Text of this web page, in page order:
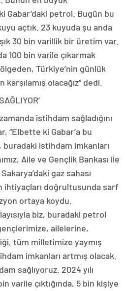
Gabar’daki petrol. Bugün bu
açtık. 23 kuyuda şu anda
30 bin varillik bir üretim var.
100 bin varile çıkarmak
Türkiye’nin günlük
karşılamış olacağız” dedi.
istihdam sağladığını
“Elbette ki Gabar’a bu
istihdam imkanları
Aile ve Gençlik Bankası ile
gaz sahası
doğrultusunda sarf
ortaya koydu.
biz, buradaki petrol
ailelerine,
tüm milletimize yaymış
imkanları artmış olacak.
sağlıyoruz. 2024 yılı
varile çıktığında, 5 bin kişiye